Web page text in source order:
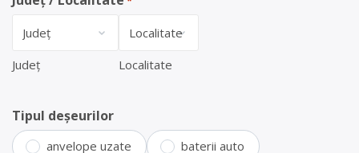
Județ Localitate
Tipul deșeurilor
anvelope uzate baterii auto